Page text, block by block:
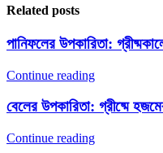
Related posts
পানিফলের উপকারিতা:
Continue reading
বেলের উপকারিতা: গ্রীষ্মে
Continue reading